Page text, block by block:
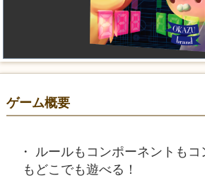
ゲーム概要
ルールもコンポーネントも
もどこでも遊べる！